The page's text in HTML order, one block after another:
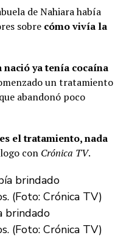
de Nahiara había
sobre cómo vivía la
nació ya tenía cocaína
un tratamiento
que abandonó poco
el tratamiento, nada
con Crónica TV.
brindado
(Foto: Crónica TV)